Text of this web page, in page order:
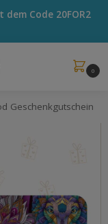
dem Code 20FOR2
0
Geschenkgutschein